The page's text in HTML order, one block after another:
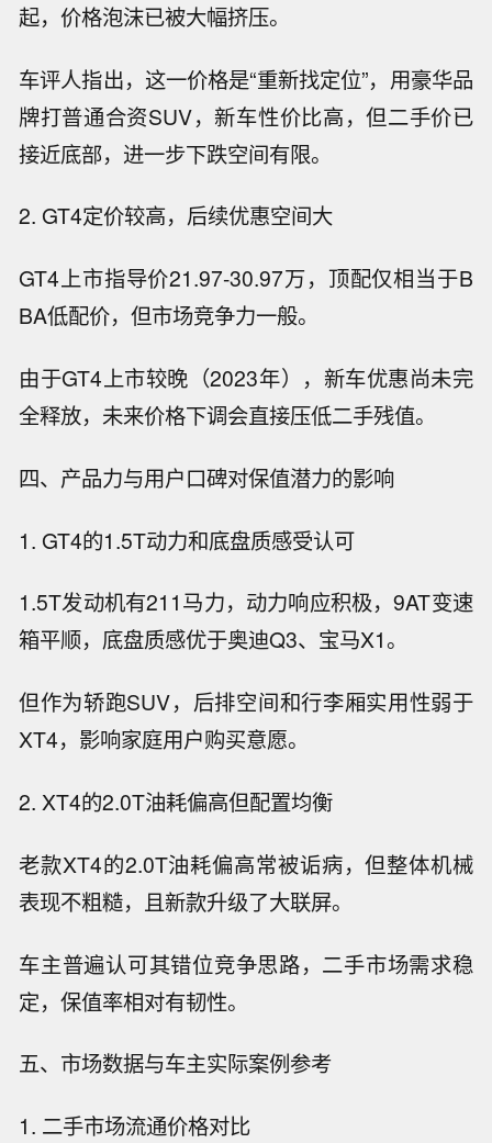
起，价格泡沫已被大幅挤压。
车评人指出，这一价格是“重新找定位”，用豪华品
牌打普通合资SUV，新车性价比高，但二手价已
接近底部，进一步下跌空间有限。
2. GT4定价较高，后续优惠空间大
GT4上市指导价21.97-30.97万，顶配仅相当于B
BA低配价，但市场竞争力一般。
由于GT4上市较晚（2023年），新车优惠尚未完
全释放，未来价格下调会直接压低二手残值。
四、产品力与用户口碑对保值潜力的影响
1. GT4的1.5T动力和底盘质感受认可
1.5T发动机有211马力，动力响应积极，9AT变速
箱平顺，底盘质感优于奥迪Q3、宝马X1。
但作为轿跑SUV，后排空间和行李厢实用性弱于
XT4，影响家庭用户购买意愿。
2. XT4的2.0T油耗偏高但配置均衡
老款XT4的2.0T油耗偏高常被诟病，但整体机械
表现不粗糙，且新款升级了大联屏。
车主普遍认可其错位竞争思路，二手市场需求稳
定，保值率相对有韧性。
五、市场数据与车主实际案例参考
1. 二手市场流通价格对比